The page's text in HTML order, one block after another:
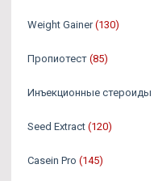
Weight Gainer (130)
Пропиотест (85)
Инъекционные стероиды
Seed Extract (120)
Casein Pro (145)